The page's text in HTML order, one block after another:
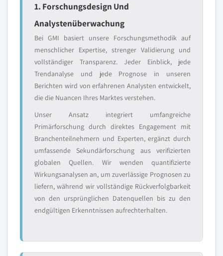
1. Forschungsdesign Und
Analystenüberwachung
Bei GMI basiert unsere Forschungsmethodik auf
menschlicher Expertise, strenger Validierung und
vollständiger Transparenz. Jeder Einblick, jede
Trendanalyse und jede Prognose in unseren
Berichten wird von erfahrenen Analysten entwickelt,
die die Nuancen Ihres Marktes verstehen.
Unser Ansatz integriert umfangreiche
Primärforschung durch direktes Engagement mit
Branchenteilnehmern und Experten, ergänzt durch
umfassende Sekundärforschung aus verifizierten
globalen Quellen. Wir wenden quantifizierte
Wirkungsanalysen an, um zuverlässige Prognosen zu
liefern, während wir vollständige Rückverfolgbarkeit
von den ursprünglichen Datenquellen bis zu den
endgültigen Erkenntnissen aufrechterhalten.